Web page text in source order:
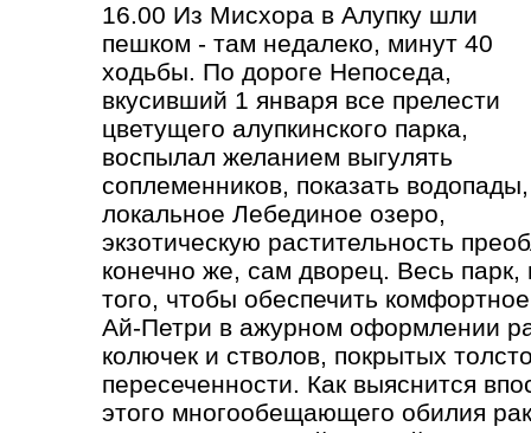
16.00 Из Мисхора в Алупку шли
пешком - там недалеко, минут 40
ходьбы. По дороге Непоседа,
вкусивший 1 января все прелести
цветущего алупкинского парка,
воспылал желанием выгулять
соплеменников, показать водопады,
локальное Лебединое озеро,
экзотическую растительность
конечно же, сам дворец. Весь
того, чтобы обеспечить
Ай-Петри в ажурном оформлении
колючек и стволов, покрытых
пересеченности. Как выяснится
этого многообещающего обилия